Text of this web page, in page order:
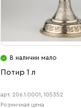
В наличии мало
Потир 1 л
арт. 206.1.0001, 105352
Розничная цена